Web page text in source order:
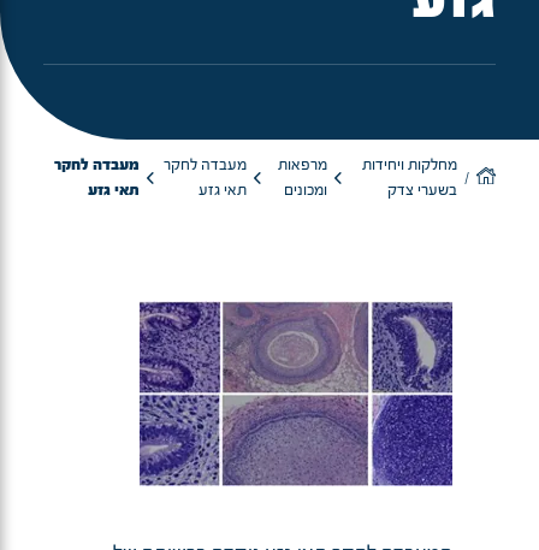
מחלקות ויחידות
בשערי צדק
מרפאות
ומכונים
מעבדה לחקר
תאי גזע
מעבדה לחקר
תאי גזע